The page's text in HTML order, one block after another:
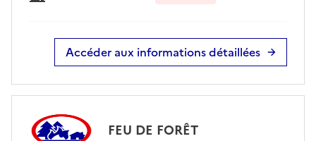
Accéder aux informations détaillées
FEU DE FORÊT